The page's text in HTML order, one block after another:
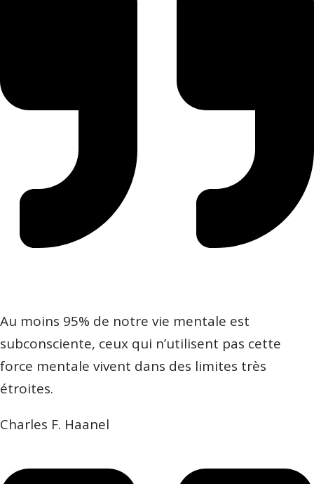
Au moins 95% de notre vie mentale est
subconsciente, ceux qui n’utilisent pas cette
force mentale vivent dans des limites très
étroites.
Charles F. Haanel